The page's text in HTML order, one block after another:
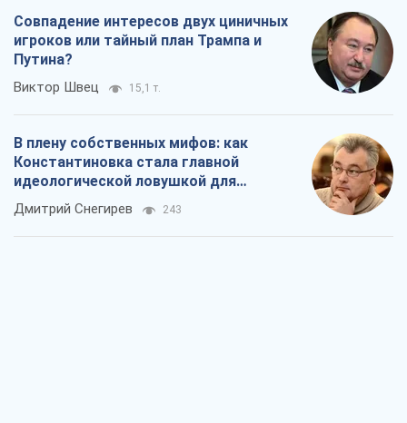
Совпадение интересов двух циничных
игроков или тайный план Трампа и
Путина?
Виктор Швец 15,1 т.
В плену собственных мифов: как
Константиновка стала главной
идеологической ловушкой для
российских оккупантов
Дмитрий Снегирев 243